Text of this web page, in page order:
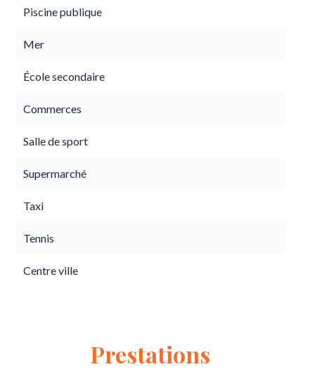
Piscine publique
Mer
École secondaire
Commerces
Salle de sport
Supermarché
Taxi
Tennis
Centre ville
Prestations